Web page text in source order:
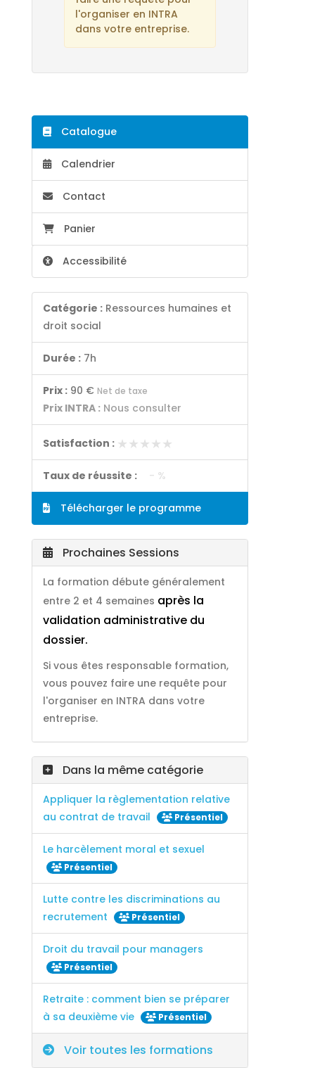
l'organiser en INTRA
dans votre entreprise.
Catalogue
Calendrier
Contact
Panier
Accessibilité
Catégorie : Ressources humaines et
droit social
Durée :7h
Prix : 90 € Net de taxe
Prix INTRA :Nous consulter
Satisfaction : ★★★★★
★★★★★
Taux de réussite : - %
Télécharger le programme
Prochaines Sessions
La formation débute généralement
entre 2 et 4 semaines après la
validation administrative du
dossier.
Si vous êtes responsable formation,
vous pouvez faire une requête pour
l'organiser en INTRA dans votre
entreprise.
Dans la même catégorie
Appliquer la règlementation relative
au contrat de travail
Présentiel
Le harcèlement moral et sexuel
Présentiel
Lutte contre les discriminations au
recrutement
Présentiel
Droit du travail pour managers
Présentiel
Retraite : comment bien se préparer
à sa deuxième vie
Présentiel
Voir toutes les formations